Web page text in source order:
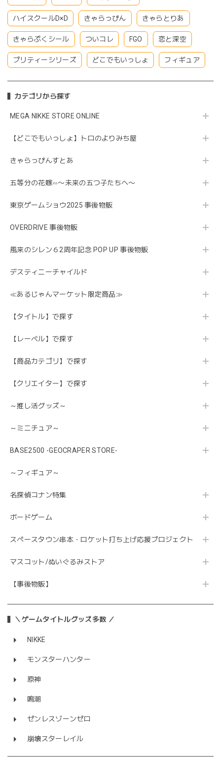
ハイスクールD×D きゃらっぴん きゃらとりあ
きゃらぷくシール ついコレ FGO 恋と深空
プリティーシリーズ どこでもいっしょ フィギュア
カテゴリから探す
MEGA NIKKE STORE ONLINE
【どこでもいっしょ】トロのよりみち屋
きゃらっぴんすとあ
五等分の花嫁∽〜未来の五つ子たちへ〜
東京ゲームショウ2025 事後物販
OVERDRIVE 事後物販
風来のシレン６2周年記念 POP UP 事後物販
デスティニーチャイルド
≪あるじゃんマーケット限定商品≫
【タイトル】で探す
【レーベル】で探す
【商品カテゴリ】で探す
【クリエイター】で探す
～推し活グッズ～
～ミニチュア～
BASE2500 -GEOCRAPER STORE-
～フィギュア～
名探偵コナン特集
ボードゲーム
スペースタウン串本・ロケット打ち上げ応援プロジェクト
マスコット/ぬいぐるみストア
【事後物販】
＼ゲームタイトルグッズ多数 ／
NIKKE
モンスターハンター
原神
鳴潮
ゼンレスゾーンゼロ
崩壊スターレイル